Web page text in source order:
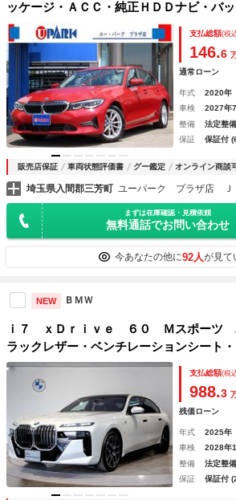
ッケージ・ＡＣＣ・純正ＨＤＤナビ・バ
ｌａｙ・ドライビングアシスト・コンフォ
Ｄライト・純正１７インチＡＷ・コーナ
支払総額(税
146.6
通常ローン
年式 2020年
車検
2027年7
整備
法定整
保証
保証付
販売店保証 車両状態評価書 グー鑑定 オンライン商談
埼玉県入間郡三芳町 ユーパーク プラザ店 Ｊ
まずは在庫確認・見積依頼
無料通話でお問い合わせ
今あなたの他に92人が見て
NEW ＢＭＷ
ｉ７ ｘＤｒｉｖｅ ６０ Ｍスポーツ
ラックレザー・ベンチレーションシート
周囲カメラ・アクティブクルーズコントロ
ディスプレイ・純正ナビＴＶ・純正２０
支払総額(税
988.3
残価ローン
年式 2025年
車検
2028年
整備
法定整
保証
保証付